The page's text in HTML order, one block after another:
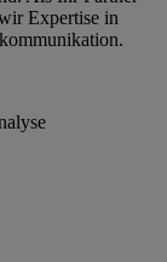
Expertise in